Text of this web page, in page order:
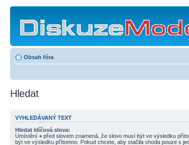
Obsah fóra
Hledat
VYHLEDÁVANÝ TEXT
Hledat klíčová slova:
Umístění + před slovem znamená, že slovo musí být ve výsledku
být ve výsledku přítomno. Pokud chcete, aby stačila shoda pouze s